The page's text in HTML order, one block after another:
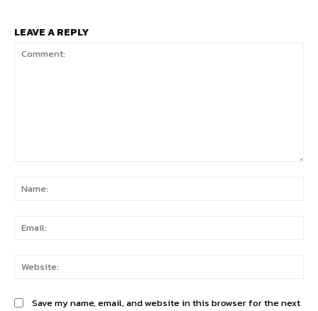
LEAVE A REPLY
Save my name, email, and website in this browser for the next